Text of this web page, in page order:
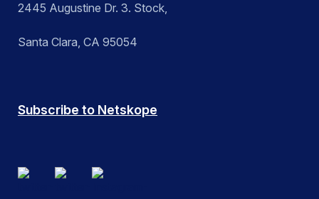
2445 Augustine Dr. 3. Stock,
Santa Clara, CA 95054
Subscribe to Netskope